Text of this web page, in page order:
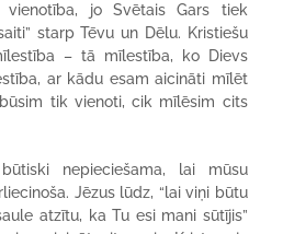
jo Svētais Gars tiek
starp Tēvu un Dēlu. Kristiešu
– tā mīlestība, ko Dievs
ar kādu esam aicināti mīlēt
tik vienoti, cik mīlēsim cits
nepieciešama, lai mūsu
Jēzus lūdz, “lai viņi būtu
atzītu, ka Tu esi mani sūtījis”